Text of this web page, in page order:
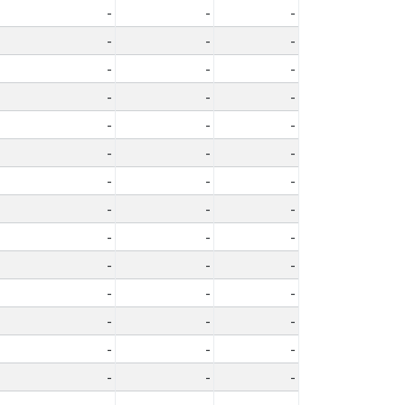
- -
-
- -
-
- -
-
- -
-
- -
-
- -
-
- -
-
- -
-
- -
-
- -
-
- -
-
- -
-
- -
-
- -
-